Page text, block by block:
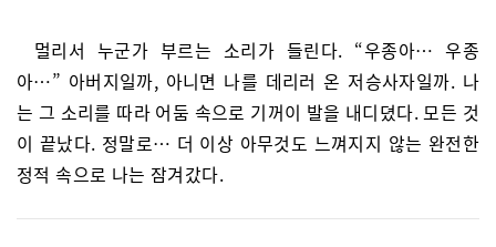
멀리서 누군가 부르는 소리가 들린다. “우종아… 우종
아…” 아버지일까, 아니면 나를 데리러 온 저승사자일까. 나
는 그 소리를 따라 어둠 속으로 기꺼이 발을 내디뎠다. 모든 것
이 끝났다. 정말로… 더 이상 아무것도 느껴지지 않는 완전한
정적 속으로 나는 잠겨갔다.